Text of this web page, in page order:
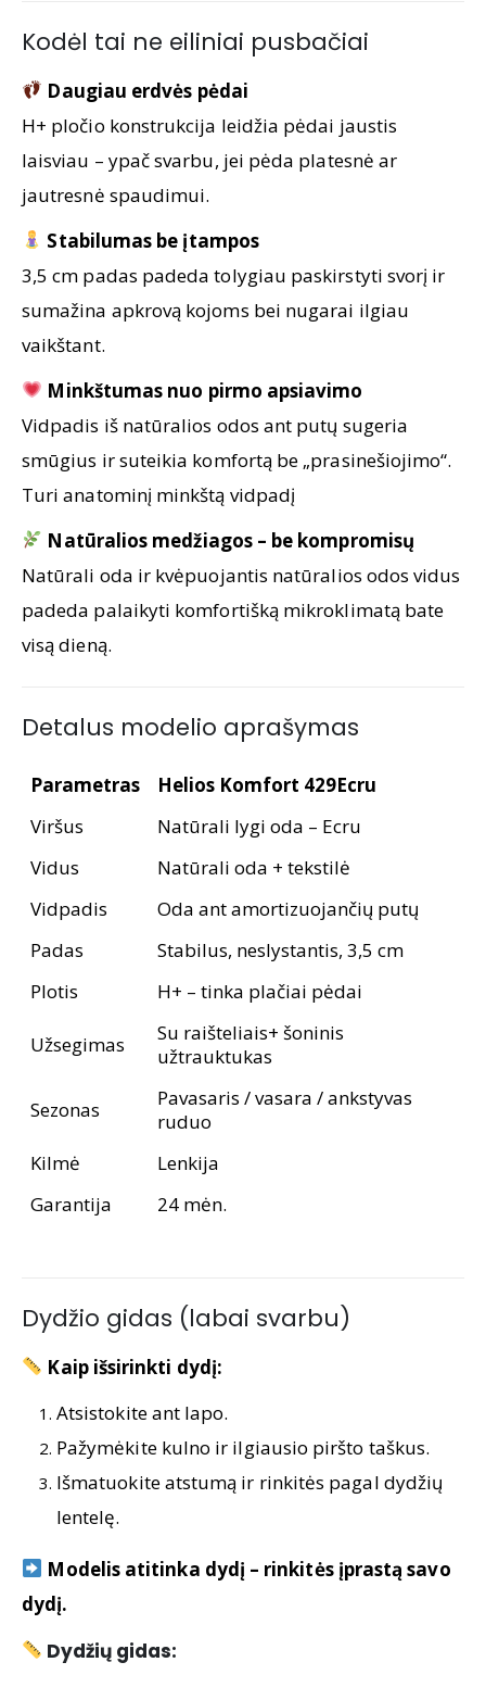
Kodėl tai ne eiliniai pusbačiai
Daugiau erdvės pėdai
H+ pločio konstrukcija leidžia pėdai jaustis
laisviau – ypač svarbu, jei pėda platesnė ar
jautresnė spaudimui.
Stabilumas be įtampos
3,5 cm padas padeda tolygiau paskirstyti svorį ir
sumažina apkrovą kojoms bei nugarai ilgiau
vaikštant.
Minkštumas nuo pirmo apsiavimo
Vidpadis iš natūralios odos ant putų sugeria
smūgius ir suteikia komfortą be „prasinešiojimo“.
Turi anatominį minkštą vidpadį
Natūralios medžiagos – be kompromisų
Natūrali oda ir kvėpuojantis natūralios odos vidus
padeda palaikyti komfortišką mikroklimatą bate
visą dieną.
Detalus modelio aprašymas
Parametras
Helios Komfort 429Ecru
Viršus
Natūrali lygi oda – Ecru
Vidus
Natūrali oda + tekstilė
Vidpadis
Oda ant amortizuojančių putų
Padas
Stabilus, neslystantis, 3,5 cm
Plotis
H+ – tinka plačiai pėdai
Užsegimas
Su raišteliais+ šoninis
užtrauktukas
Sezonas
Pavasaris / vasara / ankstyvas
ruduo
Kilmė
Lenkija
Garantija
24 mėn.
Dydžio gidas (labai svarbu)
Kaip išsirinkti dydį:
Atsistokite ant lapo.
Pažymėkite kulno ir ilgiausio piršto taškus.
Išmatuokite atstumą ir rinkitės pagal dydžių
lentelę.
Modelis atitinka dydį – rinkitės įprastą savo
dydį.
Dydžių gidas: